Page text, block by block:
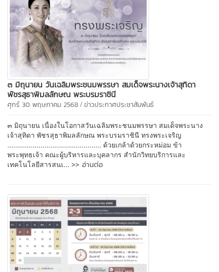
๓ มิถุนายน วันเฉลิมพระชนมพรรษา สมเด็จพระนางเจ้าสุทิดา
พัชรสุธาพิมลลักษณ พระบรมราชินี
ศุกร์ 30 พฤษภาคม 2568 / ข่าวประกาศประชาสัมพันธ์
๓ มิถุนายน เนื่องในโอกาสวันเฉลิมพระชนมพรรษา สมเด็จพระนาง
เจ้าสุทิดา พัชรสุธาพิมลลักษณ พระบรมราชินี ทรงพระเจริญ
................................................ ด้วยเกล้าด้วยกระหม่อม ข้า
พระพุทธเจ้า คณะผู้บริหารและบุคลากร สำนักวิทยบริการและ
เทคโนโลยีสารสนเ... >> อ่านต่อ